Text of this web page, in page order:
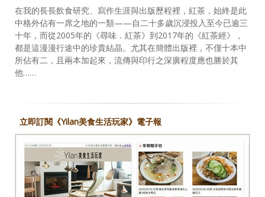
在我的長長飲食研究、寫作生涯與出版歷程裡，紅茶，始終是此
中格外佔有一席之地的一類——自二十多歲沉浸投入至今已逾三
十年，而從2005年的《尋味．紅茶》到2017年的《紅茶經》，
都是這漫漫行途中的珍貴結晶。尤其在簡體出版裡，不僅十本中
所佔有二，且兩本加起來，流傳與印行之深廣程度應也勝於其
他……
立即訂閱《Yilan美食生活玩家》電子報